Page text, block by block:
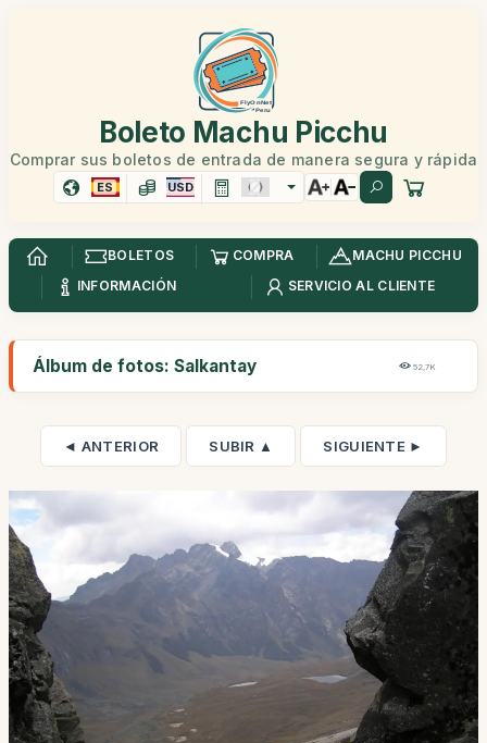
Boleto Machu Picchu
Comprar sus boletos de entrada de manera segura y rápida
ES USD
BOLETOS COMPRA
MACHU PICCHU
INFORMACIÓN
SERVICIO AL CLIENTE
Álbum de fotos: Salkantay 52,7K
◄ ANTERIOR SUBIR ▲ SIGUIENTE ►